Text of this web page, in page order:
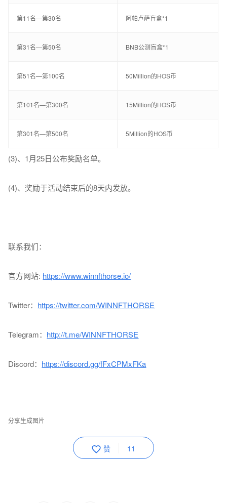
第11名—第30名 阿帕卢萨盲盒*1
第31名—第50名 BNB公测盲盒*1
第51名—第100名 50Million的HOS币
第101名—第300名 15Million的HOS币
第301名—第500名 5Million的HOS币
(3)、1月25日公布奖励名单。
(4)、奖励于活动结束后的8天内发放。
联系我们：
官方网站: https://www.winnfthorse.io/
Twitter： https://twitter.com/WINNFTHORSE
Telegram： http://t.me/WINNFTHORSE
Discord： https://discord.gg/fFxCPMxFKa
分享生成图片
赞 11